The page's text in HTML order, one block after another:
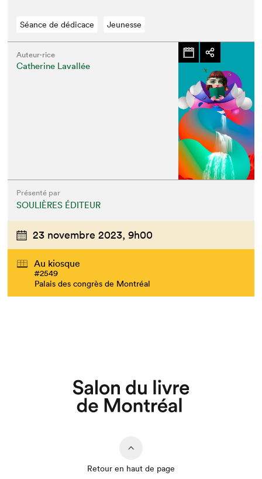
Séance de dédicace Jeunesse
Auteur·rice
Catherine Lavallée
Présenté par
SOULIÈRES ÉDITEUR
23 novembre 2023, 9h00
Au kiosque
#2549
Palais des congrès de Montréal
Retour en haut de page